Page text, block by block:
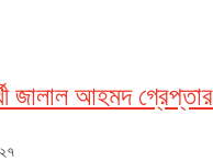
জালাল আহমদ